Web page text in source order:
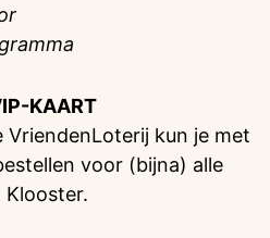
KAART
VriendenLoterij kun je met
voor (bijna) alle